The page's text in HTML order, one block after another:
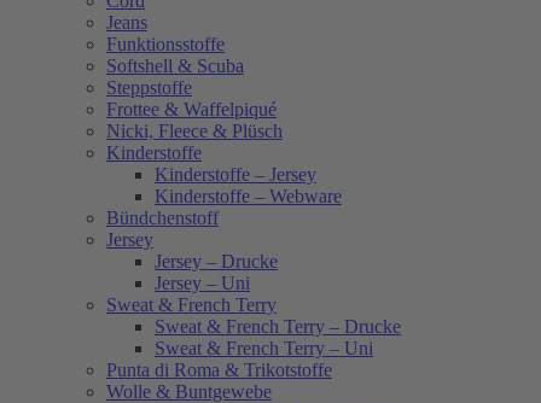
Jeans
Funktionsstoffe
Softshell & Scuba
Steppstoffe
Frottee & Waffelpiqué
Nicki, Fleece & Plüsch
Kinderstoffe
Kinderstoffe – Jersey
Kinderstoffe – Webware
Bündchenstoff
Jersey
Jersey – Drucke
Jersey – Uni
Sweat & French Terry
Sweat & French Terry – Drucke
Sweat & French Terry – Uni
Punta di Roma & Trikotstoffe
Wolle & Buntgewebe